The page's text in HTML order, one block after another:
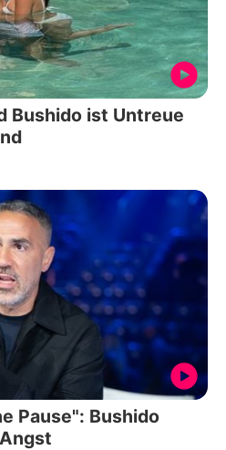
Bushido ist Untreue
Pause": Bushido